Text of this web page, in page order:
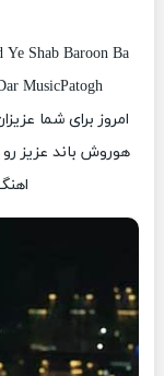
Ye Shab Baroon Ba
MusicPatogh
امروز برای شما
هوروش باند عزیز